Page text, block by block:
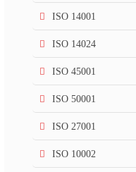
ISO 14001
ISO 14024
ISO 45001
ISO 50001
ISO 27001
ISO 10002